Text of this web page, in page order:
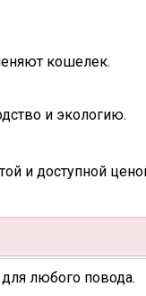
кошелек.
и экологию.
и доступной
любого повода.